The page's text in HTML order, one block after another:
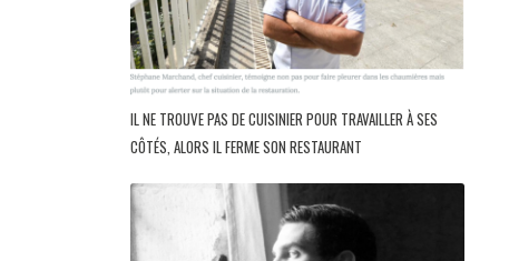
IL NE TROUVE PAS DE CUISINIER POUR TRAVAILLER À SES
CÔTÉS, ALORS IL FERME SON RESTAURANT